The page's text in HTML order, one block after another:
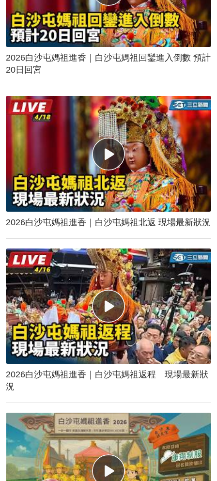
2026白沙屯媽祖進香｜白沙屯媽祖回鑾進入倒數 預計
20日回宮
2026白沙屯媽祖進香｜白沙屯媽祖北返 現場最新狀況
2026白沙屯媽祖進香｜白沙屯媽祖返程 現場最新狀
況